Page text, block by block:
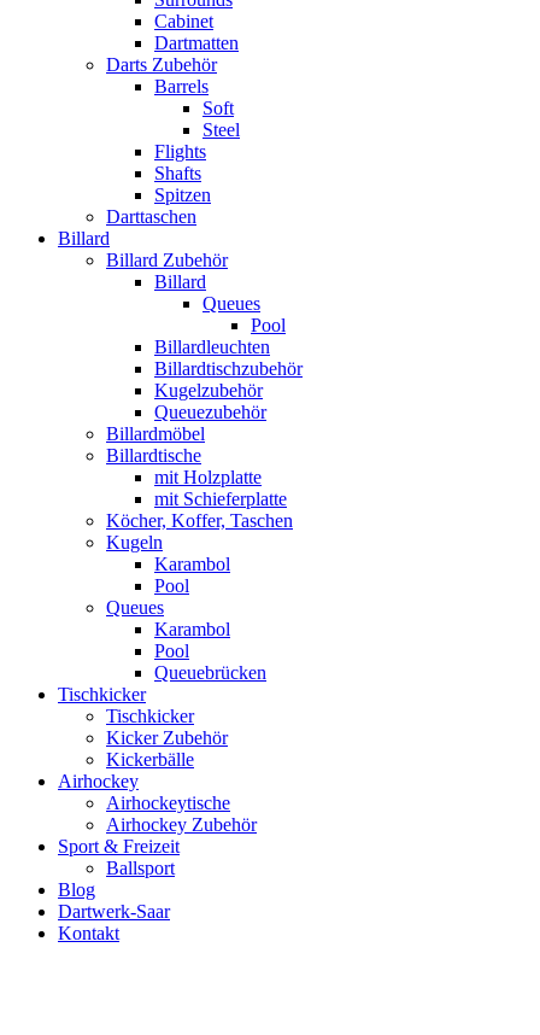
Cabinet
Dartmatten
Darts Zubehör
Barrels
Soft
Steel
Flights
Shafts
Spitzen
Darttaschen
Billard
Billard Zubehör
Billard
Queues
Pool
Billardleuchten
Billardtischzubehör
Kugelzubehör
Queuezubehör
Billardmöbel
Billardtische
mit Holzplatte
mit Schieferplatte
Köcher, Koffer, Taschen
Kugeln
Karambol
Pool
Queues
Karambol
Pool
Queuebrücken
Tischkicker
Tischkicker
Kicker Zubehör
Kickerbälle
Airhockey
Airhockeytische
Airhockey Zubehör
Sport & Freizeit
Ballsport
Blog
Dartwerk-Saar
Kontakt